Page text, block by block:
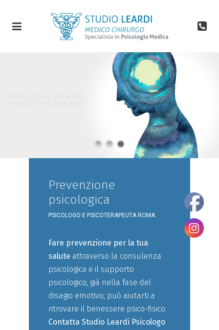
Prevenzione
psicologica
PSICOLOGO E PSICOTERAPEUTA ROMA
Fare prevenzione per la tua
salute attraverso la consulenza
psicologica e il supporto
psicologico, già nella fase del
disagio emotivo, può aiutarti a
ritrovare il benessere psico-fisico.
Contatta Studio Leardi Psicologo